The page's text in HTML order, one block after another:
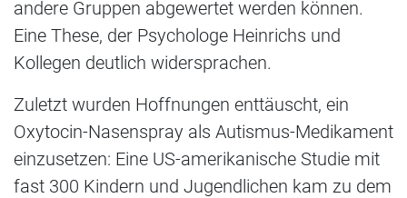
andere Gruppen abgewertet werden können.
Eine These, der Psychologe Heinrichs und
Kollegen deutlich widersprachen.
Zuletzt wurden Hoffnungen enttäuscht, ein
Oxytocin-Nasenspray als Autismus-Medikament
einzusetzen: Eine US-amerikanische Studie mit
fast 300 Kindern und Jugendlichen kam zu dem